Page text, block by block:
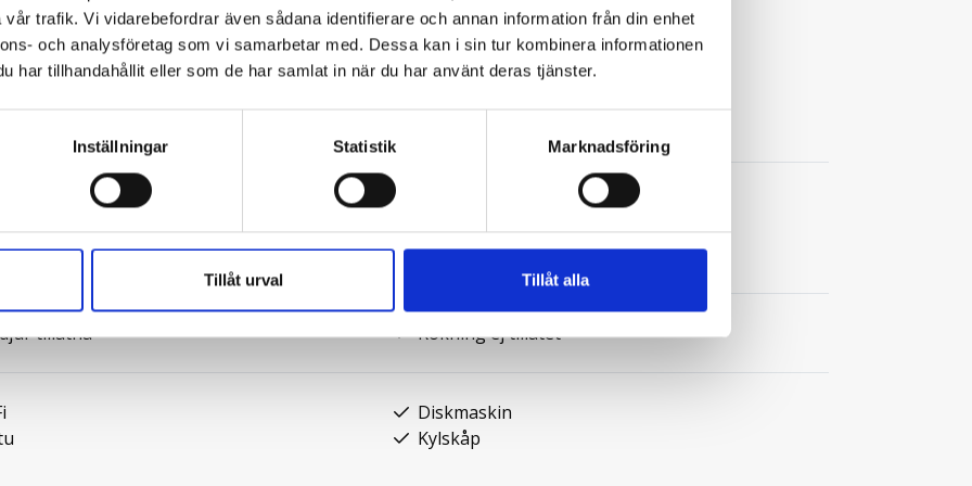
trafik. Vi vidarebefordrar även sådana identifierare och annan information från din enhet
och analysföretag som vi samarbetar med. Dessa kan i sin tur kombinera informationen
har tillhandahållit eller som de har samlat in när du har använt deras tjänster.
Inställningar Statistik Marknadsföring
Tillåt urval Tillåt alla
bil för den mindre stugan. Se skyltar för
11
duschar:2 Antal sovrum:4
145
tillåtna Rökning ej tillåtet
Diskmaskin
Kylskåp